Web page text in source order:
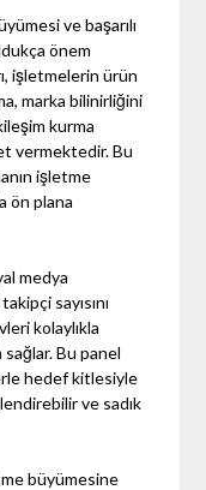
ve başarılı
önem
işletmelerin ürün
marka bilinirliğini
kurma
vermektedir. Bu
işletme
ön plana
medya
sayısını
kolaylıkla
Bu panel
hedef kitlesiyle
ve sadık
büyümesine